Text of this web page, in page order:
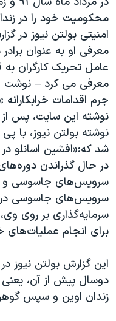
محکومیت خود را در
امنیتی بولتن نیوز در
معرفی او به عنوان
عامل تحریک کارگران
معرفی می کرد – نوشت
جرم اقدامات
نوشته این سایت، پس از
نوشته بولتن نیوز، با
شد که:«افشین اسانلو
در حال گذراندن
سرویس‌های جاسوسی و
سرویس‌های جاسوسی در
سرمایه‌گذاری بر روی
برای انجام عملیات‌های
این گزارش بولتن نیوز
زندان اوین و سپس